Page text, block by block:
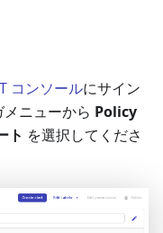
コンソールにサイン
ニューから Policy
ト を選択してくださ